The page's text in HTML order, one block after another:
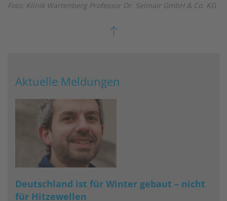
Foto: Klinik Wartenberg Professor Dr. Selmair GmbH & Co. KG
Aktuelle Meldungen
Deutschland ist für Winter gebaut – nicht
für Hitzewellen